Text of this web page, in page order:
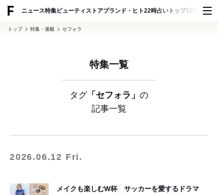
ニュース特集ビューティ ストアブランド・ヒト22時占い トップ100 スナッ
トップ 特集・連載 セフォラ
特集一覧
タグ「セフォラ」 の
記事一覧
2026.06.12 Fri.
メイクも楽しむW杯 サッカーを愛するドラマ